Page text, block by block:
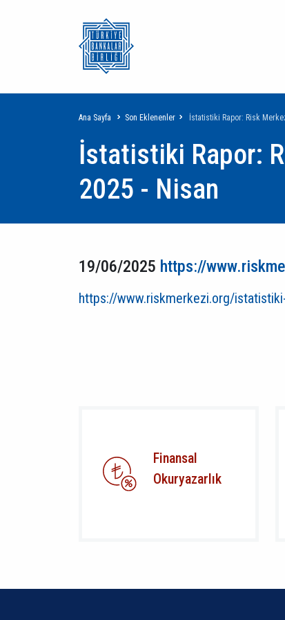
Sayfa
yolu
Ana Sayfa Son Eklenenler İstatistiki Rapor: Risk
İstatistiki Rapor:
2025 - Nisan
19/06/2025 https://
https://www.riskmerkezi.org/
Finansal
Okuryazarlık